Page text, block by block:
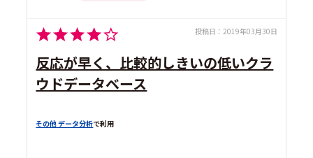
投稿日： 2019年03月30日
反応が早く、比較的しきいの低いクラ
ウドデータベース
その他 データ分析で利用